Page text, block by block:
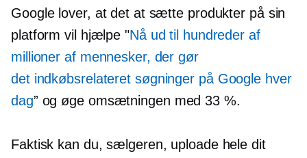
Google lover, at det at sætte produkter på sin
platform vil hjælpe "Nå ud til hundreder af
millioner af mennesker, der gør
det indkøbsrelateret søgninger på Google hver
dag” og øge omsætningen med 33 %.
Faktisk kan du, sælgeren, uploade hele dit